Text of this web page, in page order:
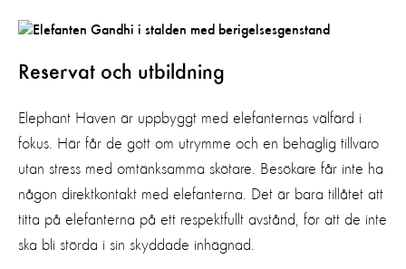
Reservat och utbildning
Elephant Haven är uppbyggt med elefanternas välfärd i
fokus. Här får de gott om utrymme och en behaglig tillvaro
utan stress med omtänksamma skötare. Besökare får inte ha
någon direktkontakt med elefanterna. Det är bara tillåtet att
titta på elefanterna på ett respektfullt avstånd, för att de inte
ska bli störda i sin skyddade inhägnad.